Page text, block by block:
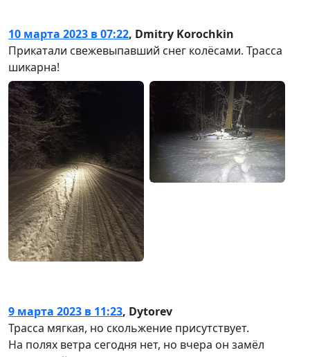
10 марта 2023 в 07:22, Dmitry Korochkin
Прикатали свежевыпавший снег колёсами. Трасса
шикарна!
9 марта 2023 в 11:23, Dytorev
Трасса мягкая, но скольжение присутствует.
На полях ветра сегодня нет, но вчера он замёл